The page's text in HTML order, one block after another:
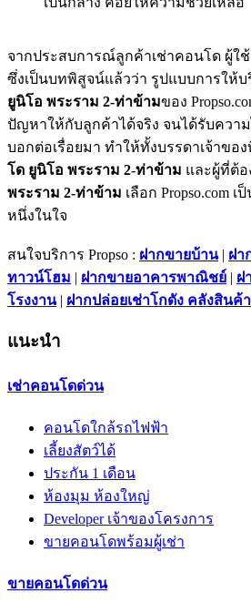
จากประสบการณ์ลูกค้าเช่าคอนโด ผู้ใช้
ซึ่งเป็นบทพิสูจน์แล้วว่า รูปแบบการให้บ
ยูนิโอ พระราม 2-ท่าข้ามของ
ปัญหาให้กับลูกค้าได้จริง จนได้รับความ
บอกต่อเรื่อยมา ทำให้ทั้งบรรดาเจ้าขอ
โด ยูนิโอ พระราม 2-ท่าข้าม และผู้ที่ต้อ
พระราม 2-ท่าข้าม เลือก Propso.com
หนึ่งในใจ
สนใจบริการ Propso : ฝากขายบ้าน| ฝา
ทาวน์โฮม | ฝากขายอาคารพาณิชย์ | ฝ
โรงงาน| ฝากปล่อยเช่าโกดัง คลังสินค้า
แนะนำ
เช่าคอนโดด่วน
คอนโดใกล้รถไฟฟ้า
เลี้ยงสัตว์ได้
ประกัน 1 เดือน
ห้องมุม ห้องใหญ่
Developer เจ้าของโครงการ
ขายคอนโดพร้อมผู้เช่า
ขายคอนโดด่วน